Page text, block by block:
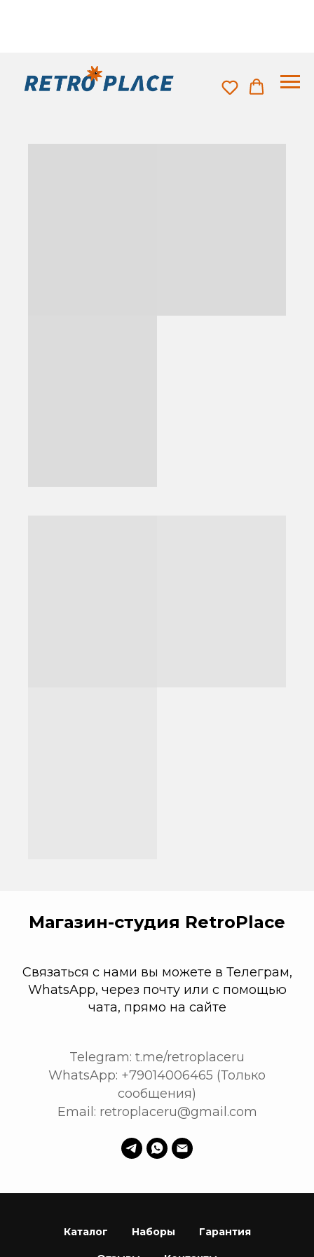
Магазин-студия RetroPlace
Связаться с нами вы можете в Телеграм,
WhatsApp, через почту или с помощью
чата, прямо на сайте
Telegram: t.me/retroplaceru
WhatsApp: +79014006465 (Только
сообщения)
Email: retroplaceru@gmail.com
Каталог Наборы Гарантия